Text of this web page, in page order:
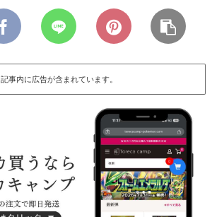
記事内に広告が含まれています。